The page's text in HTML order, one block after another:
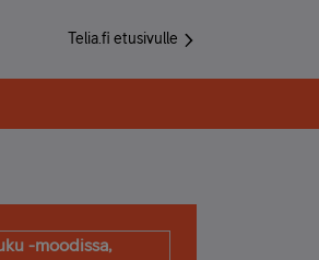
Telia.fi etusivulle
-moodissa,